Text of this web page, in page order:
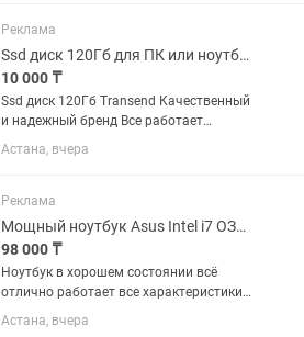
Реклама
Ssd диск 120Гб для ПК или ноутбука
10 000 ₸
Ssd диск 120Гб Transend Качественный
и надежный бренд Все работает
Подойдёт для ПК или ноутбука С ним
компьютер будет работать намного
продажей показать что...
Астана, вчера
Реклама
Мощный ноутбук Asus Intel i7 ОЗУ 8гб Full hd экран ssd 120гб и hdd 1000гб
98 000 ₸
Ноутбук в хорошем состоянии всё
отлично работает все характеристики
есть на фото в объявлении звоните
Астана, вчера